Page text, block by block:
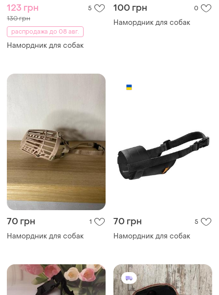
123 грн 5
130 грн
распродажа до 08 авг.
Намордник для собак
100 грн 0
Намордник для собак
70 грн 1
Намордник для собак
70 грн 5
Намордник для собак